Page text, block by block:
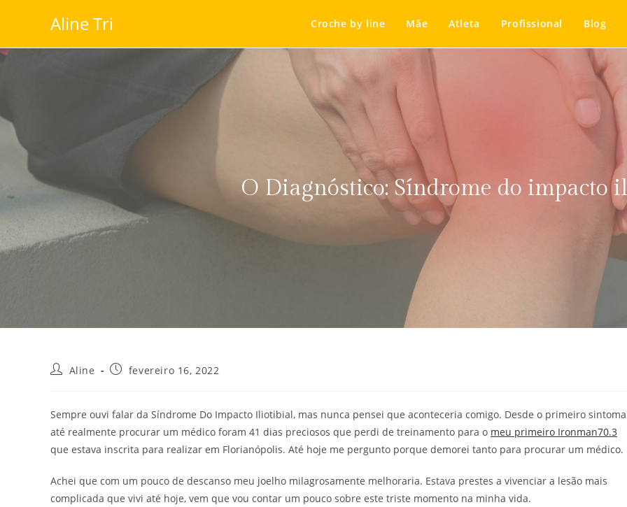
Aline Tri Croche by line Mãe Atleta Profissional Blog
O Diagnóstico: Síndrome do impacto
Aline fevereiro 16, 2022
Sempre ouvi falar da Síndrome Do Impacto Iliotibial, mas nunca pensei que aconteceria comigo. Desde o primeiro sintoma
até realmente procurar um médico foram 41 dias preciosos que perdi de treinamento para o meu primeiro Ironman70.3
que estava inscrita para realizar em Florianópolis. Até hoje me pergunto porque demorei tanto para procurar um médico.
Achei que com um pouco de descanso meu joelho milagrosamente melhoraria. Estava prestes a vivenciar a lesão mais
complicada que vivi até hoje, vem que vou contar um pouco sobre este triste momento na minha vida.